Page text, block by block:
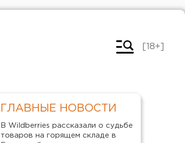
[18+]
ГЛАВНЫЕ НОВОСТИ
В Wildberries рассказали о судьбе
товаров на горящем складе в